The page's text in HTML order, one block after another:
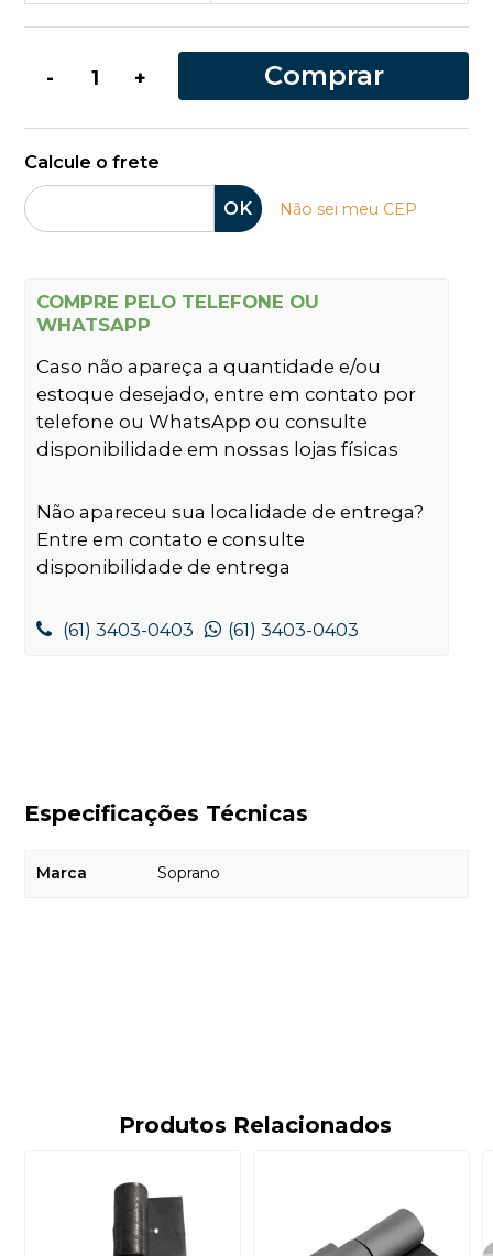
- + Comprar
Calcule o frete
OK Não sei meu CEP
COMPRE PELO TELEFONE OU
WHATSAPP
Caso não apareça a quantidade e/ou
estoque desejado, entre em contato por
telefone ou WhatsApp ou consulte
disponibilidade em nossas lojas físicas
Não apareceu sua localidade de entrega?
Entre em contato e consulte
disponibilidade de entrega
(61) 3403-0403 (61) 3403-0403
Especificações Técnicas
Marca Soprano
Produtos Relacionados